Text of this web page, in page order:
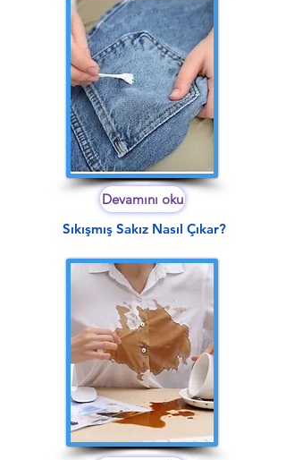
Devamını oku
Sıkışmış Sakız Nasıl Çıkar?